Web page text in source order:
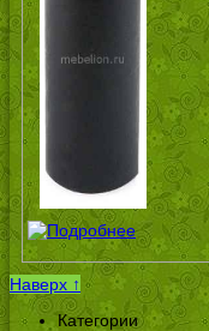
Наверх ↑
Категории